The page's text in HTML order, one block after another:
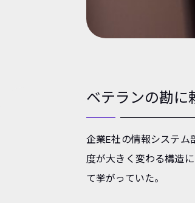
ベテランの勘に
企業E社の情報システム
度が大きく変わる構造
て挙がっていた。